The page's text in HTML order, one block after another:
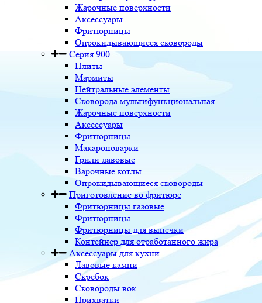
Жарочные поверхности
Аксессуары
Фритюрницы
Опрокидывающиеся сковороды
Серия 900
Плиты
Мармиты
Нейтральные элементы
Сковорода мультифункциональная
Жарочные поверхности
Аксессуары
Фритюрницы
Макароноварки
Грили лавовые
Варочные котлы
Опрокидывающиеся сковороды
Приготовление во фритюре
Фритюрницы газовые
Фритюрницы
Фритюрницы для выпечки
Контейнер для отработанного жира
Аксессуары для кухни
Лавовые камни
Скребок
Сковороды вок
Прихватки